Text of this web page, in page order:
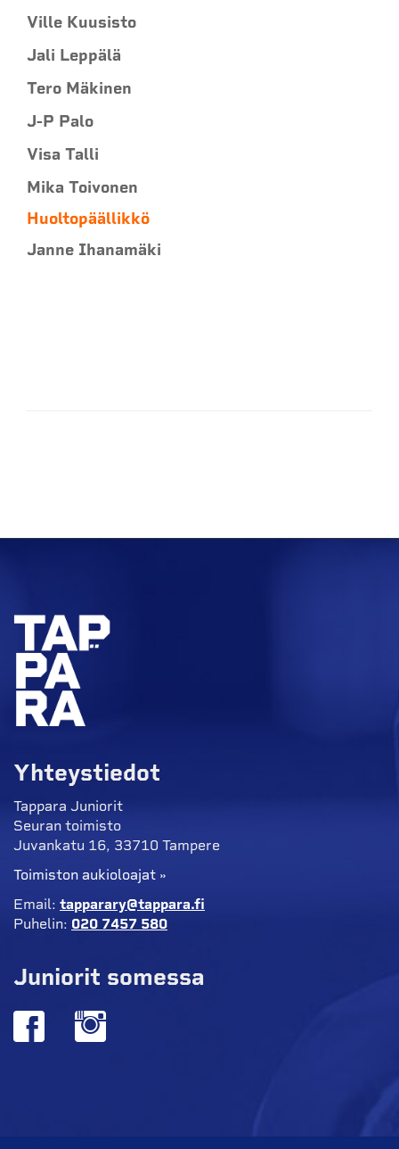
Ville Kuusisto
Jali Leppälä
Tero Mäkinen
J-P Palo
Visa Talli
Mika Toivonen
Huoltopäällikkö
Janne Ihanamäki
Yhteystiedot
Tappara Juniorit
Seuran toimisto
Juvankatu 16, 33710 Tampere
Toimiston aukioloajat »
Email: tapparary@tappara.fi
Puhelin: 020 7457 580
Juniorit somessa